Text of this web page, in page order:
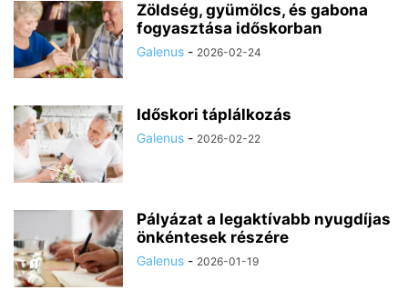
Zöldség, gyümölcs, és gabona
fogyasztása időskorban
Galenus - 2026-02-24
Időskori táplálkozás
Galenus - 2026-02-22
Pályázat a legaktívabb nyugdíjas
önkéntesek részére
Galenus - 2026-01-19